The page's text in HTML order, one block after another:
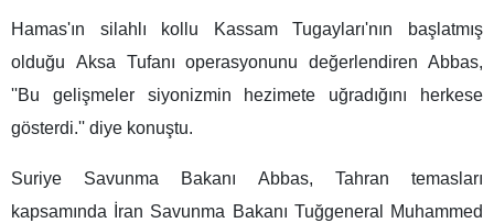
Hamas'ın silahlı kollu Kassam Tugayları'nın başlatmış
olduğu Aksa Tufanı operasyonunu değerlendiren Abbas,
''Bu gelişmeler siyonizmin hezimete uğradığını herkese
gösterdi.'' diye konuştu.
Suriye Savunma Bakanı Abbas, Tahran temasları
kapsamında İran Savunma Bakanı Tuğgeneral Muhammed